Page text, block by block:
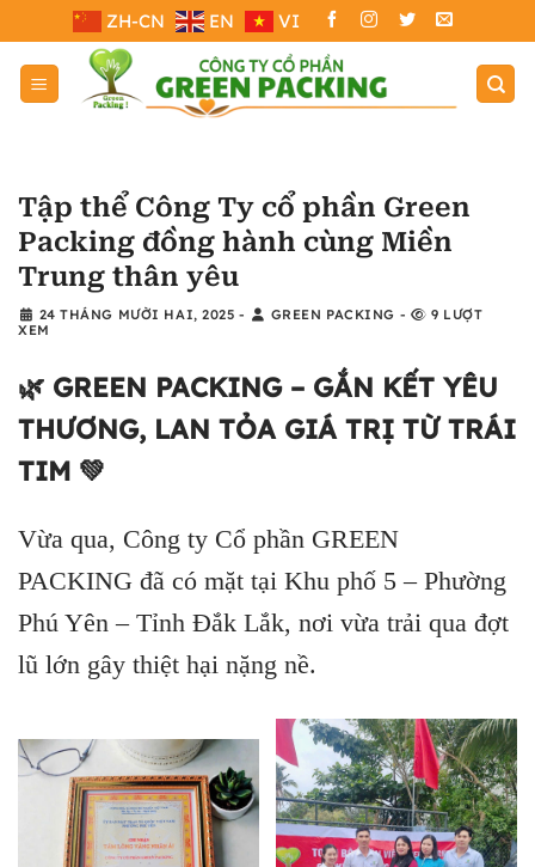
qua
nội
dung
ZH-CN EN VI
Tập thể Công Ty cổ phần Green
Packing đồng hành cùng Miền
Trung thân yêu
24 THÁNG MƯỜI HAI, 2025 - GREEN PACKING -
9 LƯỢT
XEM
🌿 GREEN PACKING – GẮN KẾT YÊU
THƯƠNG, LAN TỎA GIÁ TRỊ TỪ TRÁI
TIM 💚
Vừa qua, Công ty Cổ phần GREEN
PACKING đã có mặt tại Khu phố 5 – Phường
Phú Yên – Tỉnh Đắk Lắk, nơi vừa trải qua đợt
lũ lớn gây thiệt hại nặng nề.